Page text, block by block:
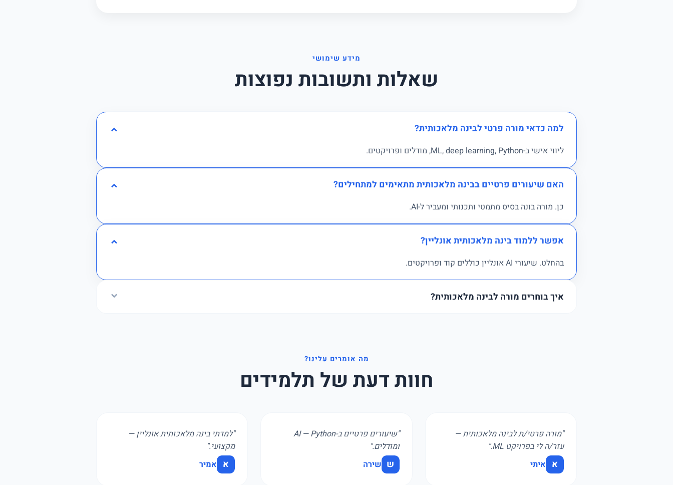
מידע שימושי
שאלות ותשובות נפוצות
למה כדאי מורה פרטי לבינה מלאכותית?
ליווי אישי ב-ML, deep learning, Python, מודלים ופרויקטים.
האם שיעורים פרטיים בבינה מלאכותית מתאימים למתחילים?
כן. מורה בונה בסיס מתמטי ותכנותי ומעביר ל-AI.
אפשר ללמוד בינה מלאכותית אונליין?
בהחלט. שיעורי AI אונליין כוללים קוד ופרויקטים.
איך בוחרים מורה לבינה מלאכותית?
מה אומרים עלינו?
חוות דעת של תלמידים
"מורה פרטי/ת לבינה מלאכותית —
עזר/ה לי בפרויקט ML."
א איתי
"שיעורים פרטיים ב-AI — Python
ומודלים."
ש שירה
"למדתי בינה מלאכותית אונליין —
מקצועי."
א אמיר